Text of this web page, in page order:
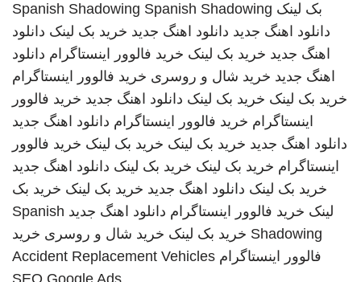
بک لینک
Spanish Shadowing Spanish Shadowing
دانلود اهنگ جدید دانلود اهنگ جدید خرید بک لینک دانلود
اهنگ جدید خرید بک لینک خرید فالوور اینستاگرام دانلود
اهنگ جدید خرید شال و روسری خرید فالوور اینستاگرام
خرید بک لینک خرید بک لینک دانلود اهنگ جدید خرید فالوور
اینستاگرام خرید فالوور اینستاگرام دانلود اهنگ جدید
دانلود اهنگ جدید خرید بک لینک خرید بک لینک خرید فالوور
اینستاگرام خرید بک لینک خرید بک لینک دانلود اهنگ جدید
خرید بک لینک دانلود اهنگ جدید خرید بک لینک خرید بک
لینک خرید فالوور اینستاگرام دانلود اهنگ جدید Spanish
Shadowing خرید بک لینک خرید شال و روسری خرید
فالوور اینستاگرام Accident Replacement Vehicles